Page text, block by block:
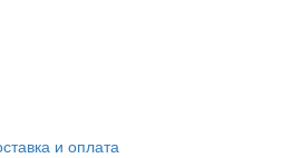
и оплата